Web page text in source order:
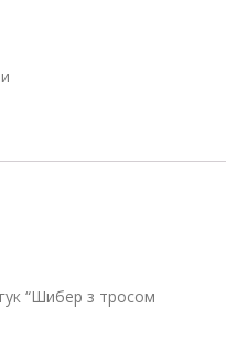
“Шибер з тросом